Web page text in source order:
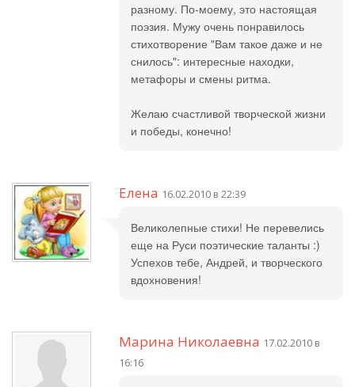
разному. По-моему, это настоящая
поэзия. Мужу очень понравилось
стихотворение "Вам такое даже и не
снилось": интересные находки,
метафоры и смены ритма.
Желаю счастливой творческой жизни
и победы, конечно!
Елена 16.02.2010 в 22:39
Великолепные стихи! Не перевелись
еще на Руси поэтические таланты :)
Успехов тебе, Андрей, и творческого
вдохновения!
Марина Николаевна 17.02.2010 в
16:16